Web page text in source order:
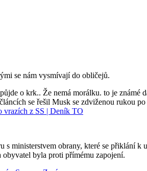
se nám vysmívají do obličejů.
o krk.. Že nemá morálku. to je známé
se řešil Musk se zdviženou rukou
vrazích z SS | Deník TO
s ministerstvem obrany, které se přiklání k
byla proti přímému zapojení.